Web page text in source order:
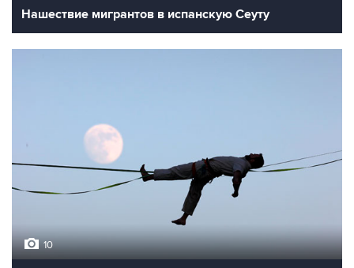
Нашествие мигрантов в испанскую Сеуту
10